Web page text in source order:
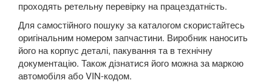
5 Series i5 (G60E/G61E/G68E)
M5 F90
6 Series E63
проходять ретельну перевірку на працездатність.
Для самостійного пошуку за каталогом скористайтесь
оригінальним номером запчастини. Виробник наносить
його на корпус деталі, пакування та в технічну
документацію. Також дізнатися його можна за маркою
автомобіля або VIN-кодом.